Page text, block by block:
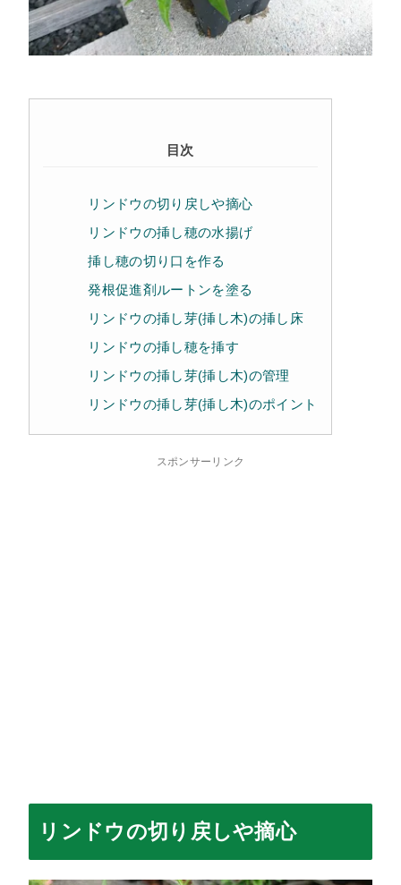
目次
リンドウの切り戻しや摘心
リンドウの挿し穂の水揚げ
挿し穂の切り口を作る
発根促進剤ルートンを塗る
リンドウの挿し芽(挿し木)の挿し床
リンドウの挿し穂を挿す
リンドウの挿し芽(挿し木)の管理
リンドウの挿し芽(挿し木)のポイント
スポンサーリンク
リンドウの切り戻しや摘心